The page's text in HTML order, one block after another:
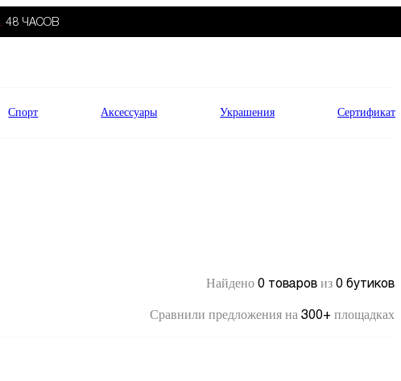
48 ЧАСОВ
Спорт Аксессуары Украшения Сертификат
Найдено 0 товаров из 0 бутиков
Сравнили предложения на 300+ площадках